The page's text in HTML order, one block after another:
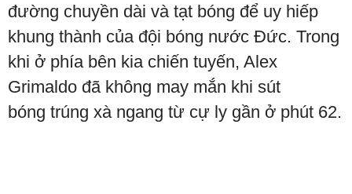
đường chuyền dài và tạt bóng để uy hiếp
khung thành của đội bóng nước Đức. Trong
khi ở phía bên kia chiến tuyến, Alex
Grimaldo đã không may mắn khi sút
bóng trúng xà ngang từ cự ly gần ở phút 62.